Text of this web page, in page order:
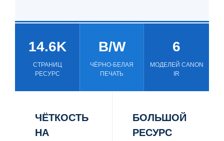
14.6K
СТРАНИЦ
РЕСУРС
B/W
ЧЁРНО-БЕЛАЯ
ПЕЧАТЬ
6
МОДЕЛЕЙ CANON
IR
ЧЁТКОСТЬ
НА
БОЛЬШОЙ
РЕСУРС